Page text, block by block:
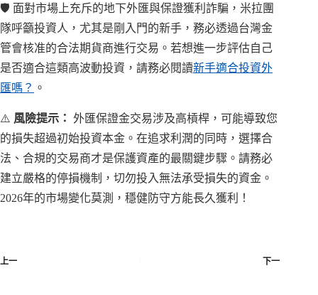
🛡️ 面對市場上充斥的地下外匯與保證獲利詐騙，米拉團
隊呼籲投資人，尤其是剛入門的新手，務必透過台灣金
管會核准的合法期貨商進行交易。若想進一步評估自己
是否適合這類高波動投資，請務必閱讀新手適合投資外
匯嗎？ 。
⚠️ 風險提示： 外匯保證金交易涉及高槓桿，可能導致您
的損失超過初始投資本金。在追求利潤的同時，選擇合
法、合規的交易商才是保護資產的最關鍵步驟。請務必
建立嚴格的停損機制，切勿投入無法承受損失的資金。
2026年的市場變化莫測，穩健防守方能長久獲利！
上一 下一